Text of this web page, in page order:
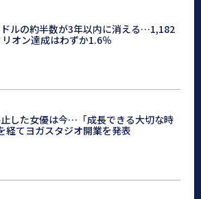
ドルの約半数が3年以内に消える…1,182
オン達成はわずか1.6％
した女優は今…「成長できる大切な時
経てヨガスタジオ開業を発表